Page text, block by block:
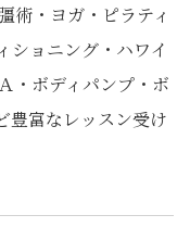
術・ヨガ・ピラティ
ショニング・ハワイ
・ボディパンプ・ボ
豊富なレッスン受け